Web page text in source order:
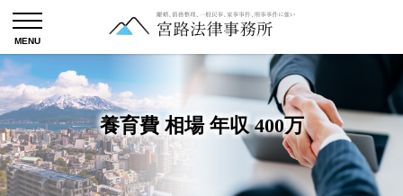
養育費 相場 年収 400万